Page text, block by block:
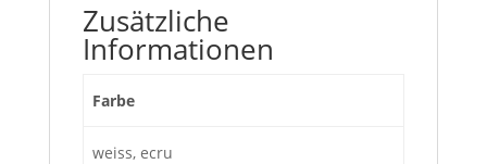
Zusätzliche
Informationen
Farbe
weiss, ecru